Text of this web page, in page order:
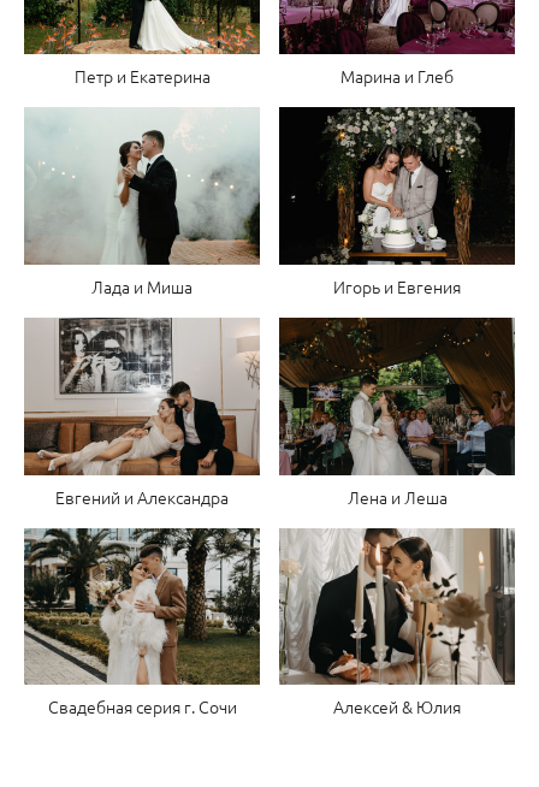
Петр и Екатерина Марина и Глеб
Лада и Миша Игорь и Евгения
Евгений и Александра Лена и Леша
Свадебная серия г. Сочи Алексей & Юлия